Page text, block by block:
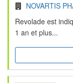
NOVARTIS
Revolade est
1 an et plus...